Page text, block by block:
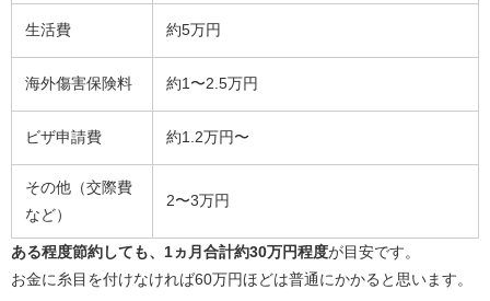
生活費 約5万円
海外傷害保険料 約1〜2.5万円
ビザ申請費 約1.2万円〜
その他（交際費
など）
2〜3万円
ある程度節約しても、1ヵ月合計約30万円程度が目安です。
お金に糸目を付けなければ60万円ほどは普通にかかると思います。